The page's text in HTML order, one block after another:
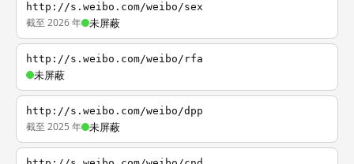
http://s.weibo.com/weibo/sex
截至 2026 年 未屏蔽
http://s.weibo.com/weibo/rfa
未屏蔽
http://s.weibo.com/weibo/dpp
截至 2025 年 未屏蔽